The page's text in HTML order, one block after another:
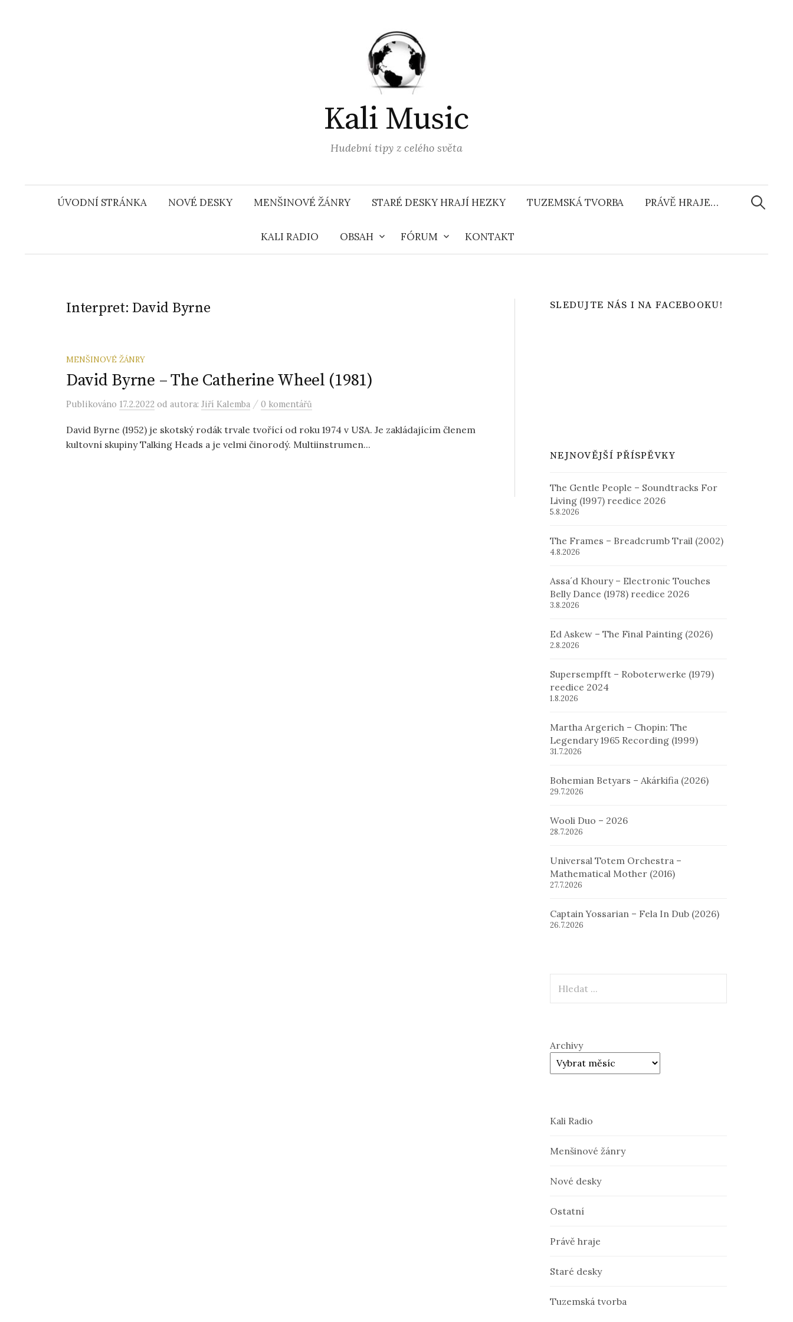
Kali Music
Hudební tipy z celého světa
ÚVODNÍ STRÁNKA NOVÉ DESKY MENŠINOVÉ ŽÁNRY STARÉ DESKY HRAJÍ HEZKY TUZEMSKÁ TVORBA PRÁVĚ HRAJE…
KALI RADIO OBSAH FÓRUM KONTAKT
Interpret: David Byrne
MENŠINOVÉ ŽÁNRY
David Byrne – The Catherine Wheel (1981)
Publikováno 17.2.2022 od autora: Jiří Kalemba / 0 komentářů
David Byrne (1952) je skotský rodák trvale tvořící od roku 1974 v USA. Je zakládajícím členem
kultovní skupiny Talking Heads a je velmi činorodý. Multiinstrumen...
SLEDUJTE NÁS I NA FACEBOOKU!
NEJNOVĚJŠÍ PŘÍSPĚVKY
The Gentle People – Soundtracks For
Living (1997) reedice 2026
5.8.2026
The Frames – Breadcrumb Trail (2002)
4.8.2026
Assa´d Khoury – Electronic Touches
Belly Dance (1978) reedice 2026
3.8.2026
Ed Askew – The Final Painting (2026)
2.8.2026
Supersempfft – Roboterwerke (1979)
reedice 2024
1.8.2026
Martha Argerich – Chopin: The
Legendary 1965 Recording (1999)
31.7.2026
Bohemian Betyars – Akárkifia (2026)
29.7.2026
Wooli Duo – 2026
28.7.2026
Universal Totem Orchestra –
Mathematical Mother (2016)
27.7.2026
Captain Yossarian – Fela In Dub (2026)
26.7.2026
Archivy
Kali Radio
Menšinové žánry
Nové desky
Ostatní
Právě hraje
Staré desky
Tuzemská tvorba